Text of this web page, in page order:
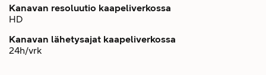
Kanavan resoluutio kaapeliverkossa
HD
Kanavan lähetysajat kaapeliverkossa
24h/vrk